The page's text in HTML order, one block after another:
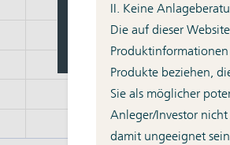
II. Keine
Die auf dieser
Produkte beziehen,
Sie als möglicher
Anleger/Investor
damit ungeeignet